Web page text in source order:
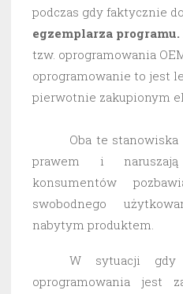
podczas gdy faktycznie
egzemplarza programu.
tzw. oprogramowania
oprogramowanie to jest
pierwotnie zakupionym
Oba te
prawem i
konsumentów
swobodnego
nabytym produktem.
W sytuacji gdy
oprogramowania jest